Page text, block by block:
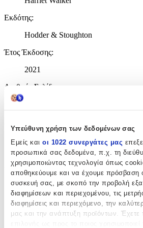
Υπεύθυνη χρήση των δεδομένων σας
Εμείς και οι 1022 συνεργάτες μας
προσωπικά σας δεδομένα, π.χ. τη
χρησιμοποιώντας τεχνολογία όπως
αποθηκεύουμε και να έχουμε πρόσβαση
συσκευή σας, με σκοπό την προβολή
διαφημίσεων και περιεχομένου, τις
διαφημίσεις και περιεχόμενο, την
μας και την ανάπτυξη προϊόντων. Έχετε
Εκδότης:
Hodder & Stoughton
Έτος Έκδοσης:
2021
Αριθμός Σελίδων
3.8x16x24
cm
Χαρτί Εξωφύλλου:
Hardback
Γλώσσα :
Αγγλικά